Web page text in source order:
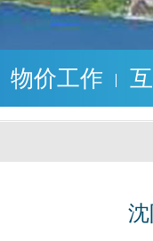
物价工作